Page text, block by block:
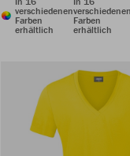
verschiedenen
Farben
erhältlich
Farben
erhältlich